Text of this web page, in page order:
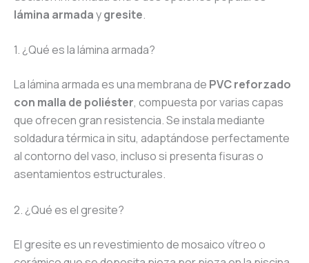
lámina armadaygresite.
1. ¿Qué es la lámina armada?
La lámina armada es una membrana de PVC reforzado
con malla de poliéster, compuesta por varias capas
que ofrecen gran resistencia. Se instala mediante
soldadura térmica in situ, adaptándose perfectamente
al contorno del vaso, incluso si presenta fisuras o
asentamientos estructurales.
2. ¿Qué es el gresite?
El gresite es un revestimiento de mosaico vítreo o